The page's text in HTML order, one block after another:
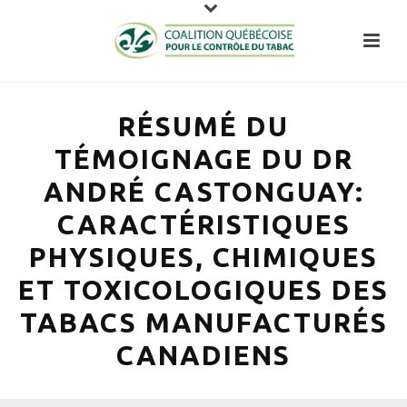
RÉSUMÉ DU
TÉMOIGNAGE DU DR
ANDRÉ CASTONGUAY:
CARACTÉRISTIQUES
PHYSIQUES, CHIMIQUES
ET TOXICOLOGIQUES DES
TABACS MANUFACTURÉS
CANADIENS